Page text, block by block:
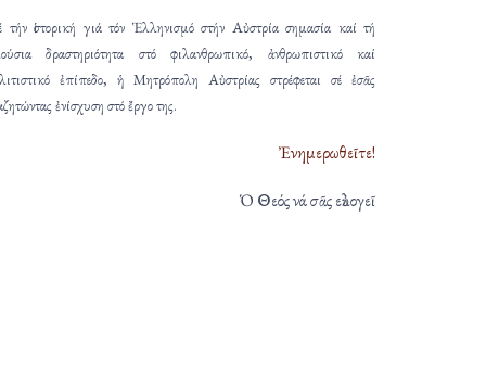
ἱστορική γιά τόν Ἑλληνισμό στήν Αὐστρία σημασία καί τή
δραστηριότητα στό φιλανθρωπικό, ἀνθρωπιστικό καί
ἐπίπεδο, ἡ Μητρόπολη Αὐστρίας στρέφεται σέ ἐσᾶς
ἐνίσχυση στό ἔργο της.
Ἐνημερωθεῖτε!
Ὁ Θεός νά σᾶς εὐλογεῖ